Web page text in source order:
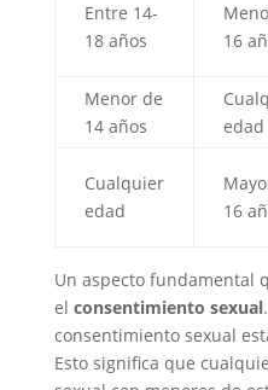
Entre 14-
18 años
16
Menor de
14 años
edad
Cualquier
edad
16
Un aspecto fundamental
el consentimiento sexual
consentimiento sexual
Esto significa que